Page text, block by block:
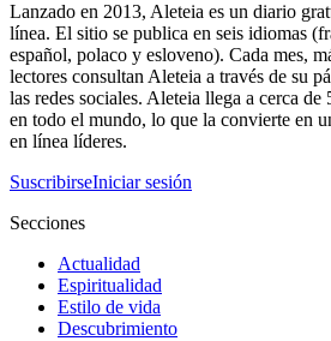
Lanzado en 2013, Aleteia es un diario
línea. El sitio se publica en seis idiomas
español, polaco y esloveno). Cada mes,
lectores consultan Aleteia a través de su
las redes sociales. Aleteia llega a cerca de
en todo el mundo, lo que la convierte en
en línea líderes.
SuscribirseIniciar sesión
Secciones
Actualidad
Espiritualidad
Estilo de vida
Descubrimiento